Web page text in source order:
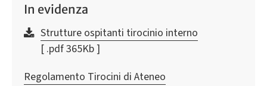
In evidenza
Strutture ospitanti tirocinio interno
[ .pdf 365Kb ]
Regolamento Tirocini di Ateneo